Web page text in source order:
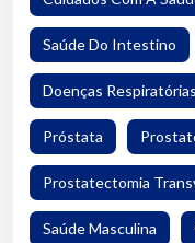
Saúde Do Intestino
Doenças Respiratórias
Próstata
Prostatectomia
Saúde Masculina